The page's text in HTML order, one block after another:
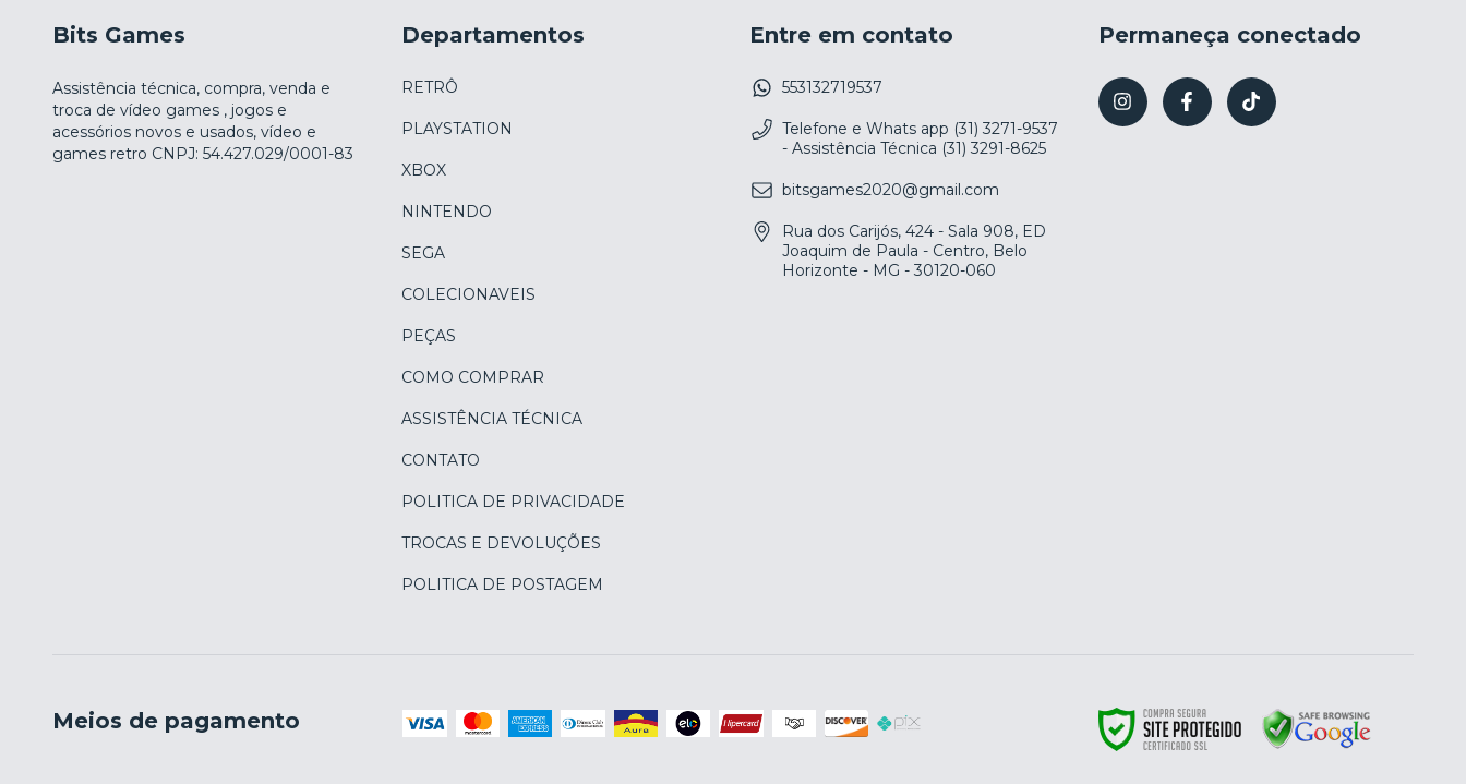
Bits Games
Assistência técnica, compra, venda e
troca de vídeo games , jogos e
acessórios novos e usados, vídeo e
games retro CNPJ: 54.427.029/0001-83
Departamentos
RETRÔ
PLAYSTATION
XBOX
NINTENDO
SEGA
COLECIONAVEIS
PEÇAS
COMO COMPRAR
ASSISTÊNCIA TÉCNICA
CONTATO
POLITICA DE PRIVACIDADE
TROCAS E DEVOLUÇÕES
POLITICA DE POSTAGEM
Entre em contato
553132719537
Telefone e Whats app (31) 3271-9537
- Assistência Técnica (31) 3291-8625
bitsgames2020@gmail.com
Rua dos Carijós, 424 - Sala 908, ED
Joaquim de Paula - Centro, Belo
Horizonte - MG - 30120-060
Permaneça conectado
Meios de pagamento